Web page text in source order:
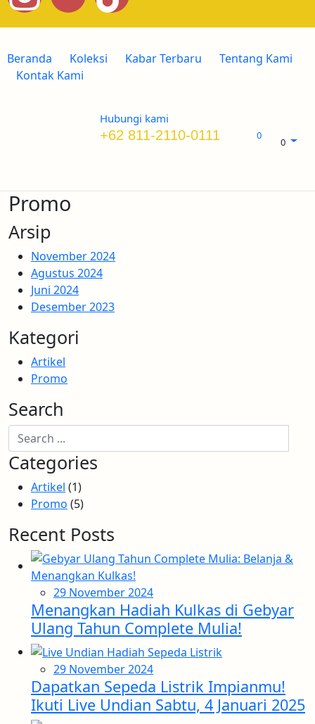
Beranda Koleksi Kabar Terbaru
Tentang Kami
Kontak Kami
Hubungi kami
+62 811-2110-0111 0
0
Promo
Arsip
November 2024
Agustus 2024
Juni 2024
Desember 2023
Kategori
Artikel
Promo
Search
Categories
Artikel (1)
Promo (5)
Recent Posts
29 November 2024
Menangkan Hadiah Kulkas di Gebyar
Ulang Tahun Complete Mulia!
29 November 2024
Dapatkan Sepeda Listrik Impianmu!
Ikuti Live Undian Sabtu, 4 Januari 2025